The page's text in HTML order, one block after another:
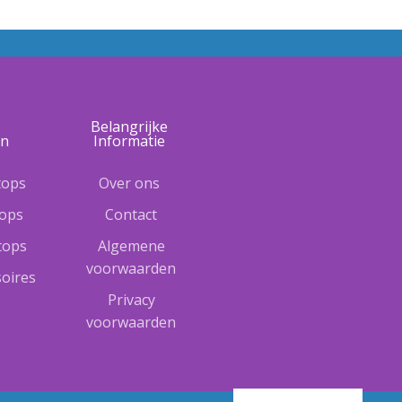
Belangrijke
Informatie
Over ons
Contact
Algemene
voorwaarden
Privacy
voorwaarden